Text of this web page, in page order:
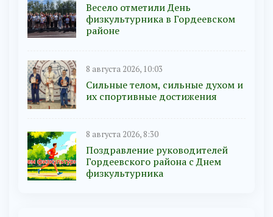
Весело отметили День
физкультурника в Гордеевском
районе
8 августа 2026, 10:03
Сильные телом, сильные духом и
их спортивные достижения
8 августа 2026, 8:30
Поздравление руководителей
Гордеевского района с Днем
физкультурника